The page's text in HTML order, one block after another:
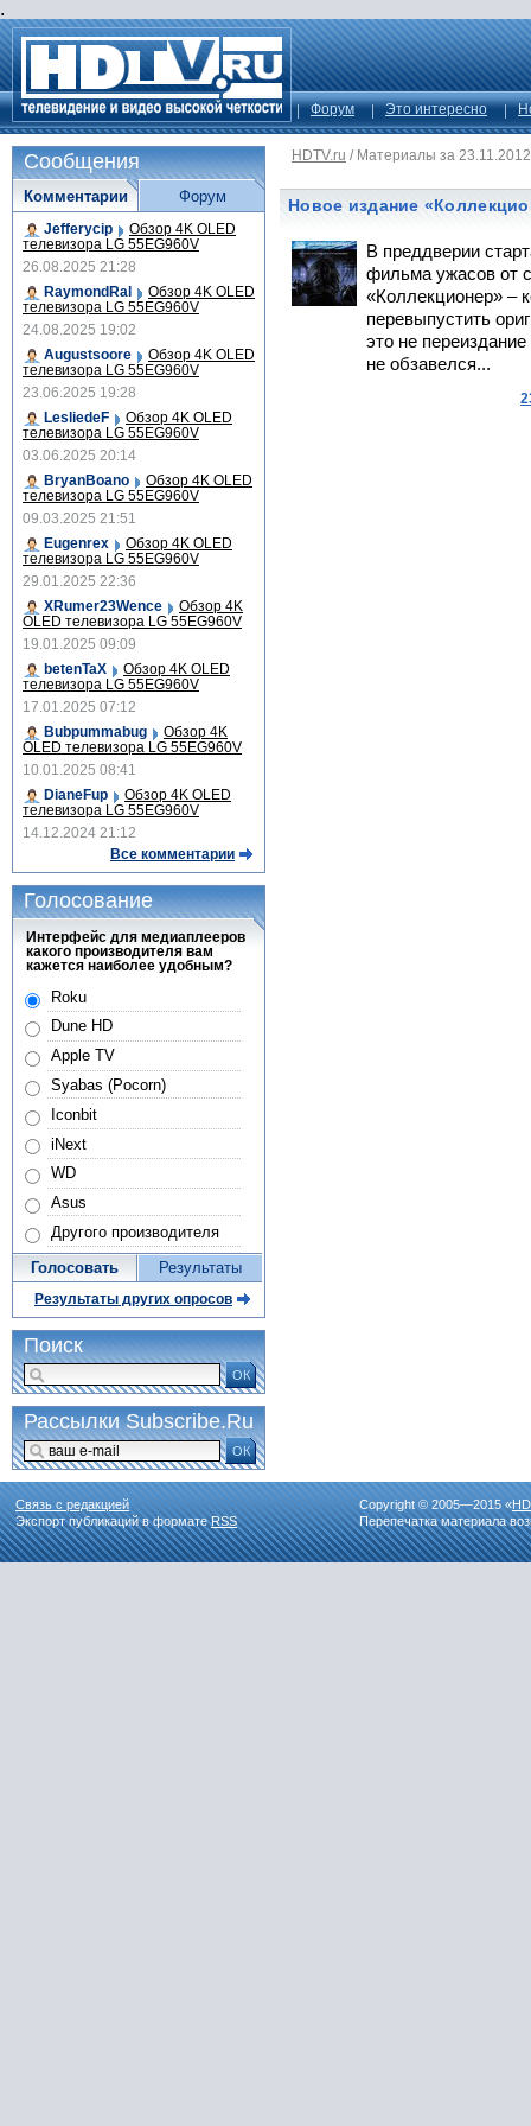
.
Форум Это интересно
HDTV.ru / Материалы за 23.11.2012
Новое издание
В преддверии
фильма ужасов от
«Коллекционер» –
перевыпустить
это не
не обзавелся...
Сообщения
Комментарии
Jefferycip Обзор 4K OLED
телевизора LG 55EG960V
26.08.2025 21:28
RaymondRal
Обзор 4K OLED
телевизора LG 55EG960V
24.08.2025 19:02
Augustsoore
Обзор 4K OLED
телевизора LG 55EG960V
23.06.2025 19:28
LesliedeF
Обзор 4K OLED
телевизора LG 55EG960V
03.06.2025 20:14
BryanBoano
Обзор 4K OLED
телевизора LG 55EG960V
09.03.2025 21:51
Eugenrex
Обзор 4K OLED
телевизора LG 55EG960V
29.01.2025 22:36
XRumer23Wence
Обзор 4K
OLED телевизора LG 55EG960V
19.01.2025 09:09
betenTaX
Обзор 4K OLED
телевизора LG 55EG960V
17.01.2025 07:12
Bubpummabug
Обзор 4K
OLED телевизора LG 55EG960V
10.01.2025 08:41
DianeFup
Обзор 4K OLED
телевизора LG 55EG960V
14.12.2024 21:12
Все комментарии
Форум
Голосование
Интерфейс для медиаплееров
какого производителя вам
кажется наиболее удобным?
Roku
Dune HD
Apple TV
Syabas (Pocorn)
Iconbit
iNext
WD
Asus
Другого производителя
Голосовать Результаты
Результаты других опросов
Поиск
ОК
Рассылки Subscribe.Ru
ОК
Связь с редакцией
Экспорт публикаций в форматеRSS
Copyright © 2005—2015 «
Перепечатка материала